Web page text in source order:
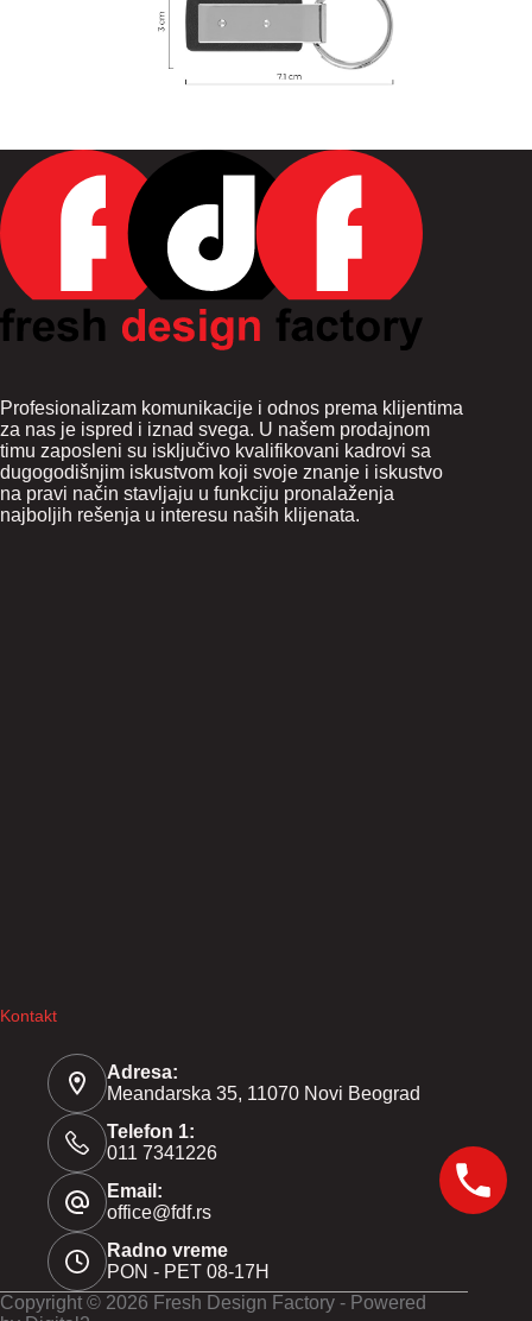
Profesionalizam komunikacije i odnos prema klijentima
za nas je ispred i iznad svega. U našem prodajnom
timu zaposleni su isključivo kvalifikovani kadrovi sa
dugogodišnjim iskustvom koji svoje znanje i iskustvo
na pravi način stavljaju u funkciju pronalaženja
najboljih rešenja u interesu naših klijenata.
Kontakt
Adresa:
Meandarska 35, 11070 Novi Beograd
Telefon 1:
011 7341226
Email:
office@fdf.rs
Radno vreme
PON - PET 08-17H
Copyright © 2026 Fresh Design Factory - Powered